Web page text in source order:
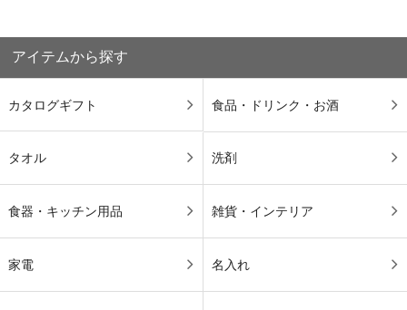
アイテムから探す
カタログギフト 食品・ドリンク・お酒
タオル 洗剤
食器・キッチン用品 雑貨・インテリア
家電 名入れ